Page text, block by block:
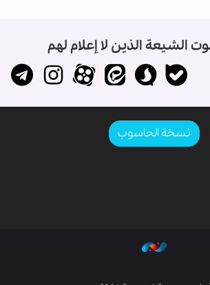
الشيعة الذين لا إعلام لهم
نسخة الحاسوب